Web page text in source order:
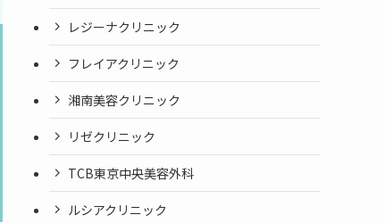
レジーナクリニック
フレイアクリニック
湘南美容クリニック
リゼクリニック
TCB東京中央美容外科
ルシアクリニック